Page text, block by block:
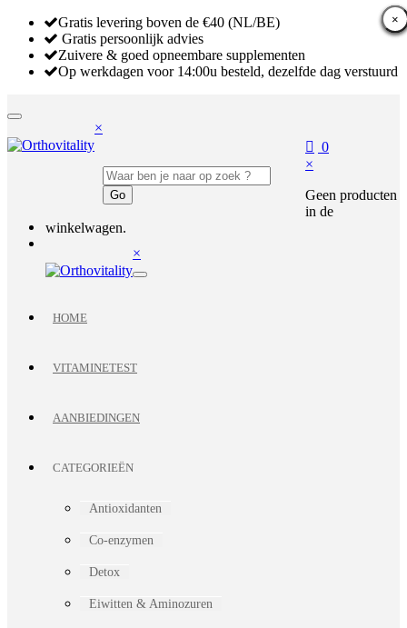
Gratis levering boven de €40 (NL/BE)
Gratis persoonlijk advies
Zuivere & goed opneembare supplementen
Op werkdagen voor 14:00u besteld, dezelfde dag verstuurd
×
0
×
Geen producten
in de
winkelwagen.
×
HOME
VITAMINETEST
AANBIEDINGEN
CATEGORIEËN
Antioxidanten
Co-enzymen
Detox
Eiwitten & Aminozuren
×
×
×